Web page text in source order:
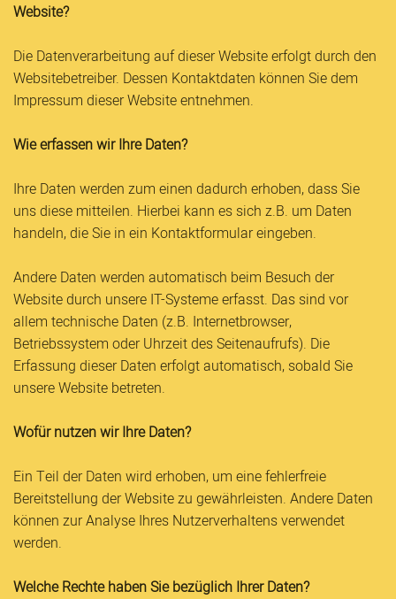
Website?
Die Datenverarbeitung auf dieser Website erfolgt durch den
Websitebetreiber. Dessen Kontaktdaten können Sie dem
Impressum dieser Website entnehmen.
Wie erfassen wir Ihre Daten?
Ihre Daten werden zum einen dadurch erhoben, dass Sie
uns diese mitteilen. Hierbei kann es sich z.B. um Daten
handeln, die Sie in ein Kontaktformular eingeben.
Andere Daten werden automatisch beim Besuch der
Website durch unsere IT-Systeme erfasst. Das sind vor
allem technische Daten (z.B. Internetbrowser,
Betriebssystem oder Uhrzeit des Seitenaufrufs). Die
Erfassung dieser Daten erfolgt automatisch, sobald Sie
unsere Website betreten.
Wofür nutzen wir Ihre Daten?
Ein Teil der Daten wird erhoben, um eine fehlerfreie
Bereitstellung der Website zu gewährleisten. Andere Daten
können zur Analyse Ihres Nutzerverhaltens verwendet
werden.
Welche Rechte haben Sie bezüglich Ihrer Daten?